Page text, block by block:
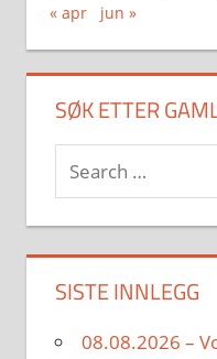
« apr
jun »
SØK ETTER
SISTE INNLEGG
08.08.2026 –